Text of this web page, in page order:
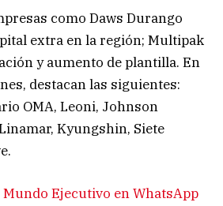
como Daws Durango
extra en la región; Multipak
y aumento de plantilla. En
destacan las siguientes:
OMA, Leoni, Johnson
Kyungshin, Siete
Mundo Ejecutivo en WhatsApp